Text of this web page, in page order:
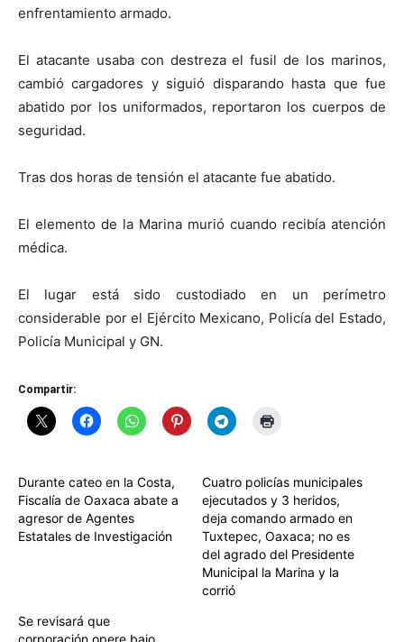
enfrentamiento armado.
El atacante usaba con destreza el fusil de los marinos,
cambió cargadores y siguió disparando hasta que fue
abatido por los uniformados, reportaron los cuerpos de
seguridad.
Tras dos horas de tensión el atacante fue abatido.
El elemento de la Marina murió cuando recibía atención
médica.
El lugar está sido custodiado en un perímetro
considerable por el Ejército Mexicano, Policía del Estado,
Policía Municipal y GN.
Compartir:
Durante cateo en la Costa,
Fiscalía de Oaxaca abate a
agresor de Agentes
Estatales de Investigación
Cuatro policías municipales
ejecutados y 3 heridos,
deja comando armado en
Tuxtepec, Oaxaca; no es
del agrado del Presidente
Municipal la Marina y la
corrió
Se revisará que
corporación opere bajo